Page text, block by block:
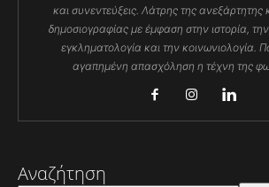
και συνεντεύξεις. Λάτρης της ανεξάρτητης
δημοσιογραφίας με έμφαση στην ιστορία,
εγκληματολογία και την κοινωνιολογία.
αγαπημένη απασχόληση η τέχνη της
Αναζήτηση